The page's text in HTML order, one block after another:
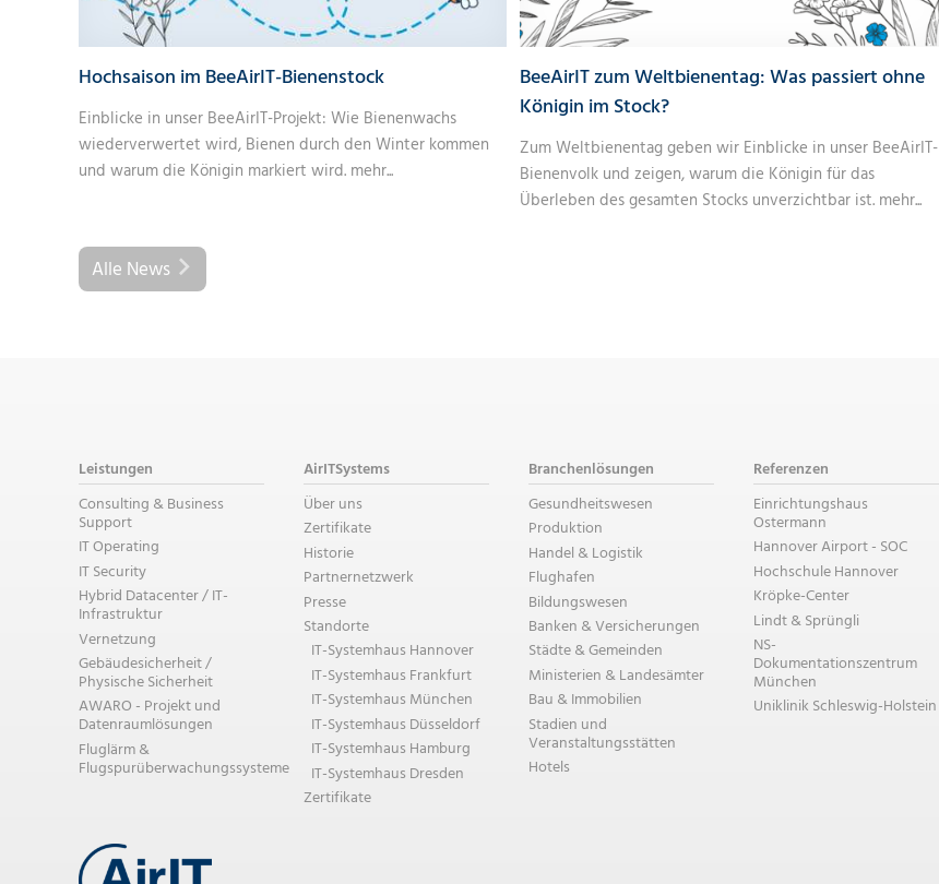
Hochsaison im BeeAirIT-Bienenstock
Einblicke in unser BeeAirIT-Projekt: Wie Bienenwachs
wiederverwertet wird, Bienen durch den Winter kommen
und warum die Königin markiert wird. mehr...
BeeAirIT zum Weltbienentag: Was passiert ohne
Königin im Stock?
Zum Weltbienentag geben wir Einblicke in unser BeeAirIT-
Bienenvolk und zeigen, warum die Königin für das
Überleben des gesamten Stocks unverzichtbar ist. mehr...
Alle News
Leistungen
Consulting & Business
Support
IT Operating
IT Security
Hybrid Datacenter / IT-
Infrastruktur
Vernetzung
Gebäudesicherheit /
Physische Sicherheit
AWARO - Projekt und
Datenraumlösungen
Fluglärm &
Flugspurüberwachungssysteme
AirITSystems
Über uns
Zertifikate
Historie
Partnernetzwerk
Presse
Standorte
IT-Systemhaus Hannover
IT-Systemhaus Frankfurt
IT-Systemhaus München
IT-Systemhaus Düsseldorf
IT-Systemhaus Hamburg
IT-Systemhaus Dresden
Zertifikate
Branchenlösungen
Gesundheitswesen
Produktion
Handel & Logistik
Flughafen
Bildungswesen
Banken & Versicherungen
Städte & Gemeinden
Ministerien & Landesämter
Bau & Immobilien
Stadien und
Veranstaltungsstätten
Hotels
Referenzen
Einrichtungshaus
Ostermann
Hannover Airport - SOC
Hochschule Hannover
Kröpke-Center
Lindt & Sprüngli
NS-
Dokumentationszentrum
München
Uniklinik Schleswig-Holstein